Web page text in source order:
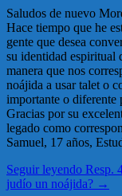
Saludos de nuevo
Hace tiempo que he
gente que desea
su identidad espiritual
manera que nos
noájida a usar talet o
importante o diferente
Gracias por su
legado como
Samuel, 17 años,
Seguir leyendo Resp.
judío un noájida? →